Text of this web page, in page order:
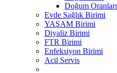
Doğum Oranları
Evde Sağlık Birimi
YAŞAM Birimi
Diyaliz Birimi
FTR Birimi
Enfeksiyon Birimi
Acil Servis